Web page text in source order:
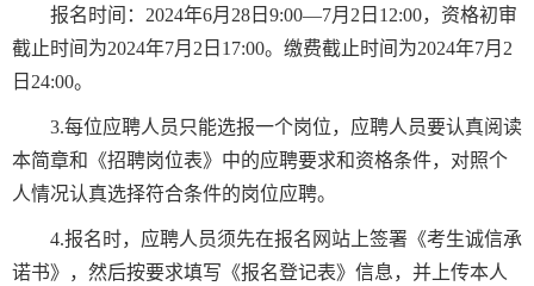
报名时间：2024年6月28日9:00—7月2日12:00，资格初审
截止时间为2024年7月2日17:00。缴费截止时间为2024年7月2
日24:00。
3.每位应聘人员只能选报一个岗位，应聘人员要认真阅读
本简章和《招聘岗位表》中的应聘要求和资格条件，对照个
人情况认真选择符合条件的岗位应聘。
4.报名时，应聘人员须先在报名网站上签署《考生诚信承
诺书》，然后按要求填写《报名登记表》信息，并上传本人